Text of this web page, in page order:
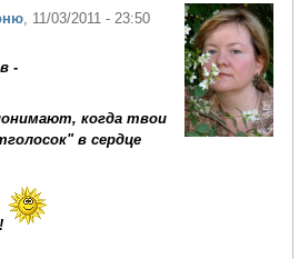
, 11/03/2011 - 23:50
-
когда твои
в сердце